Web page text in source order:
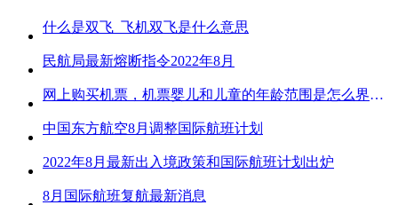
什么是双飞_飞机双飞是什么意思
民航局最新熔断指令2022年8月
网上购买机票，机票婴儿和儿童的年龄范围是怎么界定的？
中国东方航空8月调整国际航班计划
2022年8月最新出入境政策和国际航班计划出炉
8月国际航班复航最新消息